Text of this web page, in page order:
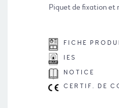
Piquet de fixation et
FICHE
IES
NOTICE
CERTIF. DE